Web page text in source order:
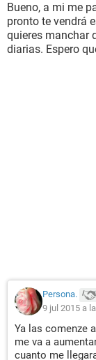
Bueno, a mi me
pronto te vendrá
quieres manchar
diarias. Espero
Persona.
9 jul 2015 a
Ya las comenze
me va a
cuanto me